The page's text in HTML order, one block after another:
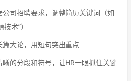
公司招聘要求，调整简历关键词（如
术”）
篇大论，用短句突出重点
晰的分段和符号，让HR一眼抓住关键